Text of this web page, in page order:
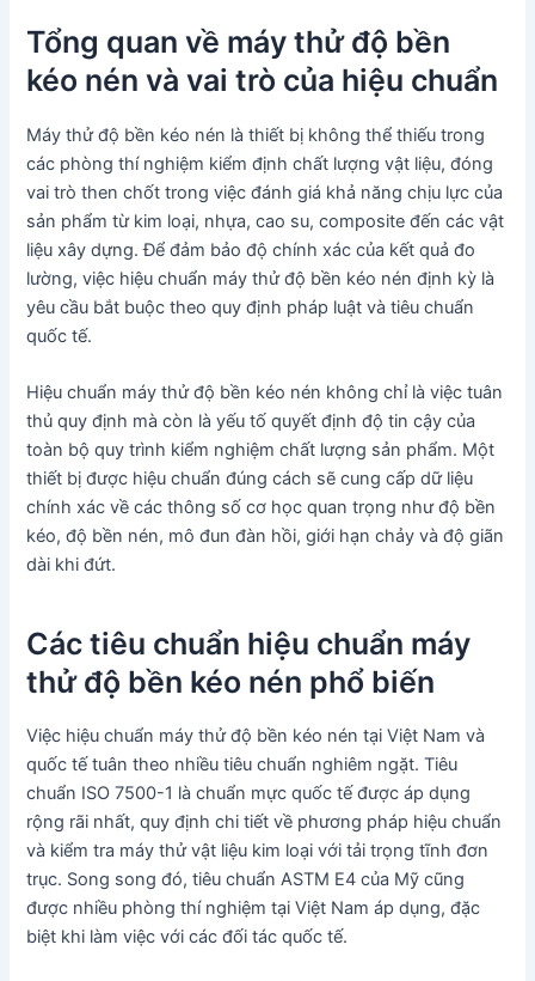
Tổng quan về máy thử độ bền
kéo nén và vai trò của hiệu chuẩn
Máy thử độ bền kéo nén là thiết bị không thể thiếu trong
các phòng thí nghiệm kiểm định chất lượng vật liệu, đóng
vai trò then chốt trong việc đánh giá khả năng chịu lực của
sản phẩm từ kim loại, nhựa, cao su, composite đến các vật
liệu xây dựng. Để đảm bảo độ chính xác của kết quả đo
lường, việc hiệu chuẩn máy thử độ bền kéo nén định kỳ là
yêu cầu bắt buộc theo quy định pháp luật và tiêu chuẩn
quốc tế.
Hiệu chuẩn máy thử độ bền kéo nén không chỉ là việc tuân
thủ quy định mà còn là yếu tố quyết định độ tin cậy của
toàn bộ quy trình kiểm nghiệm chất lượng sản phẩm. Một
thiết bị được hiệu chuẩn đúng cách sẽ cung cấp dữ liệu
chính xác về các thông số cơ học quan trọng như độ bền
kéo, độ bền nén, mô đun đàn hồi, giới hạn chảy và độ giãn
dài khi đứt.
Các tiêu chuẩn hiệu chuẩn máy
thử độ bền kéo nén phổ biến
Việc hiệu chuẩn máy thử độ bền kéo nén tại Việt Nam và
quốc tế tuân theo nhiều tiêu chuẩn nghiêm ngặt. Tiêu
chuẩn ISO 7500-1 là chuẩn mực quốc tế được áp dụng
rộng rãi nhất, quy định chi tiết về phương pháp hiệu chuẩn
và kiểm tra máy thử vật liệu kim loại với tải trọng tĩnh đơn
trục. Song song đó, tiêu chuẩn ASTM E4 của Mỹ cũng
được nhiều phòng thí nghiệm tại Việt Nam áp dụng, đặc
biệt khi làm việc với các đối tác quốc tế.